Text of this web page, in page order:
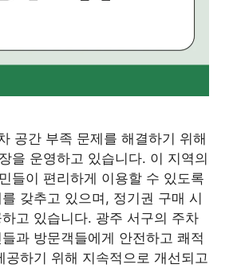
공간 부족 문제를 해결하기 위해
을 운영하고 있습니다. 이 지역의
들이 편리하게 이용할 수 있도록
갖추고 있으며, 정기권 구매 시
고 있습니다. 광주 서구의 주차
과 방문객들에게 안전하고 쾌적
공하기 위해 지속적으로 개선되고